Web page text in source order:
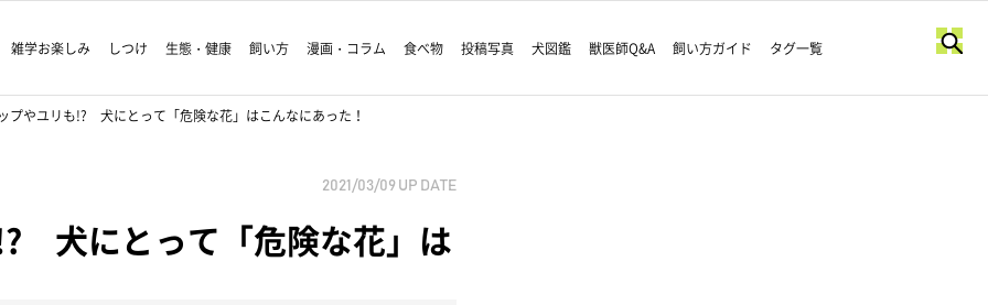
雑学お楽しみ しつけ 生態・健康 飼い方 漫画・コラム 食べ物 投稿写真 犬図鑑 獣医師Q&A 飼い方ガイド タグ一覧
プやユリも!? 犬にとって「危険な花」はこんなにあった！
2021/03/09 UP DATE
犬にとって「危険な花」は